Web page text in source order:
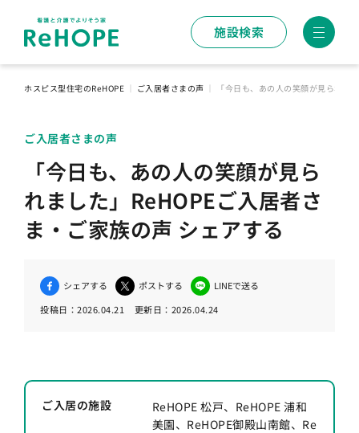
施設検索
ホスピス型住宅のReHOPE ご入居者さまの声 「今日も、あの人の笑顔が見られま
ご入居者さまの声
「今日も、あの人の笑顔が見ら
れました」ReHOPEご入居者さ
ま・ご家族の声 シェアする
シェアする ポストする
LINEで送る
投稿日： 2026.04.21 更新日： 2026.04.24
ご入居の施設
ReHOPE 松戸、ReHOPE 浦和
美園、ReHOPE御殿山南館、Re